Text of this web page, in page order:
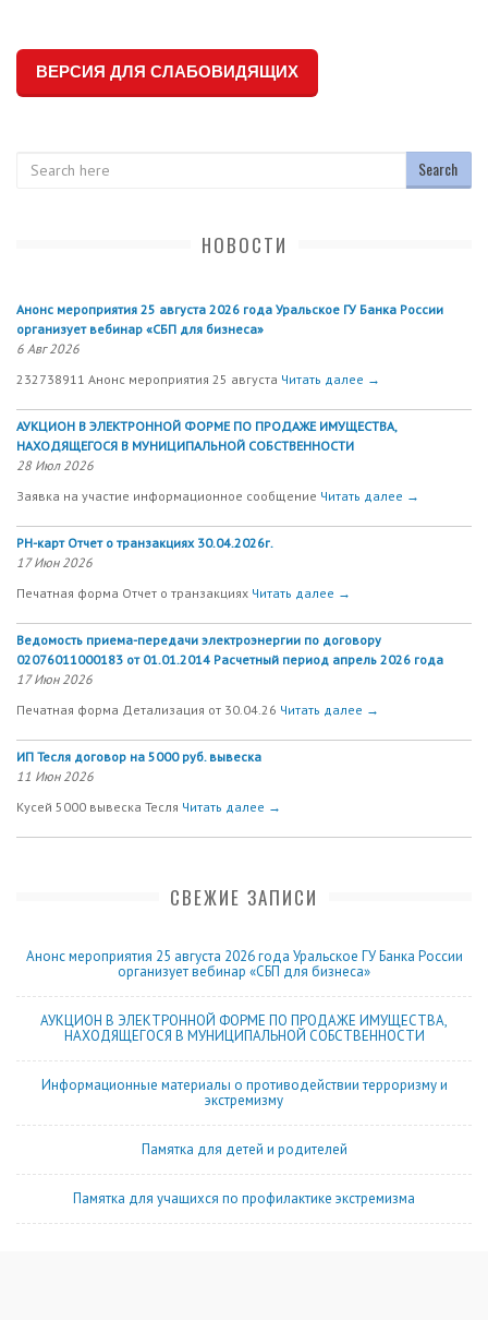
ВЕРСИЯ ДЛЯ СЛАБОВИДЯЩИХ
НОВОСТИ
Анонс мероприятия 25 августа 2026 года Уральское ГУ Банка России
организует вебинар «СБП для бизнеса»
6 Авг 2026
232738911 Анонс мероприятия 25 августа Читать далее →
АУКЦИОН В ЭЛЕКТРОННОЙ ФОРМЕ ПО ПРОДАЖЕ ИМУЩЕСТВА,
НАХОДЯЩЕГОСЯ В МУНИЦИПАЛЬНОЙ СОБСТВЕННОСТИ
28 Июл 2026
Заявка на участие информационное сообщение Читать далее →
РН-карт Отчет о транзакциях 30.04.2026г.
17 Июн 2026
Печатная форма Отчет о транзакциях Читать далее →
Ведомость приема-передачи электроэнергии по договору
02076011000183 от 01.01.2014 Расчетный период апрель 2026 года
17 Июн 2026
Печатная форма Детализация от 30.04.26 Читать далее →
ИП Тесля договор на 5000 руб. вывеска
11 Июн 2026
Кусей 5000 вывеска Тесля Читать далее →
СВЕЖИЕ ЗАПИСИ
Анонс мероприятия 25 августа 2026 года Уральское ГУ Банка России
организует вебинар «СБП для бизнеса»
АУКЦИОН В ЭЛЕКТРОННОЙ ФОРМЕ ПО ПРОДАЖЕ ИМУЩЕСТВА,
НАХОДЯЩЕГОСЯ В МУНИЦИПАЛЬНОЙ СОБСТВЕННОСТИ
Информационные материалы о противодействии терроризму и
экстремизму
Памятка для детей и родителей
Памятка для учащихся по профилактике экстремизма